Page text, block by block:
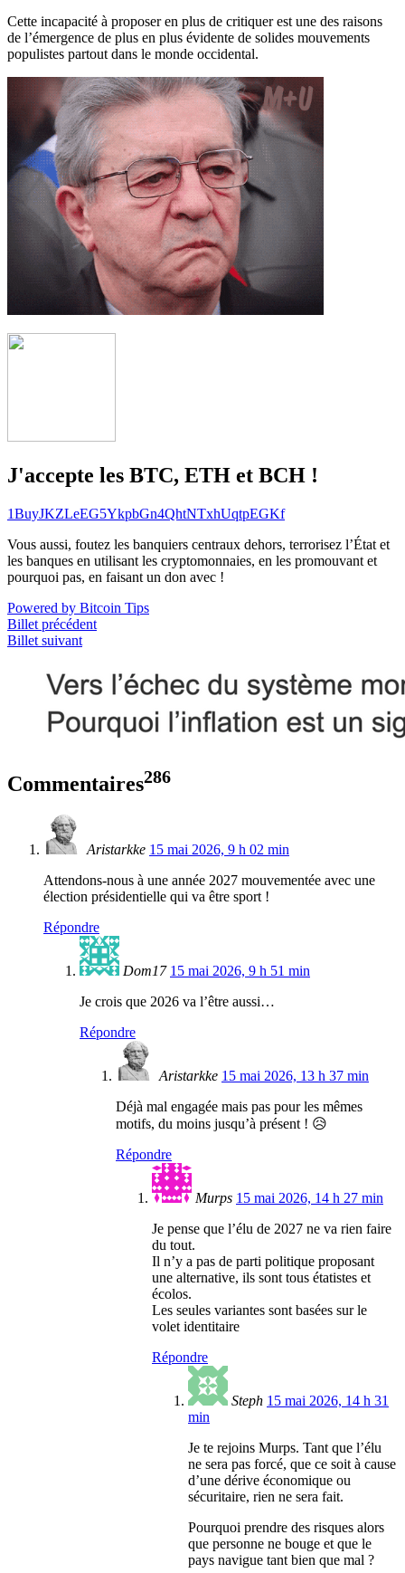
Cette incapacité à proposer en plus de critiquer est une des raisons
de l’émergence de plus en plus évidente de solides mouvements
populistes partout dans le monde occidental.
J'accepte les BTC, ETH et BCH !
1BuyJKZLeEG5YkpbGn4QhtNTxhUqtpEGKf
Vous aussi, foutez les banquiers centraux dehors, terrorisez l’État et
les banques en utilisant les cryptomonnaies, en les promouvant et
pourquoi pas, en faisant un don avec !
Powered by Bitcoin Tips
Billet précédent
Billet suivant
Commentaires286
Aristarkke 15 mai 2026, 9 h 02 min
Attendons-nous à une année 2027 mouvementée avec une
élection présidentielle qui va être sport !
Répondre
Dom17 15 mai 2026, 9 h 51 min
Je crois que 2026 va l’être aussi…
Répondre
Aristarkke 15 mai 2026, 13 h 37 min
Déjà mal engagée mais pas pour les mêmes
motifs, du moins jusqu’à présent ! 😥
Répondre
Murps 15 mai 2026, 14 h 27 min
Je pense que l’élu de 2027 ne va rien faire
du tout.
Il n’y a pas de parti politique proposant
une alternative, ils sont tous étatistes et
écolos.
Les seules variantes sont basées sur le
volet identitaire
Répondre
Steph 15 mai 2026, 14 h 31
min
Je te rejoins Murps. Tant que l’élu
ne sera pas forcé, que ce soit à cause
d’une dérive économique ou
sécuritaire, rien ne sera fait.
Pourquoi prendre des risques alors
que personne ne bouge et que le
pays navigue tant bien que mal ?